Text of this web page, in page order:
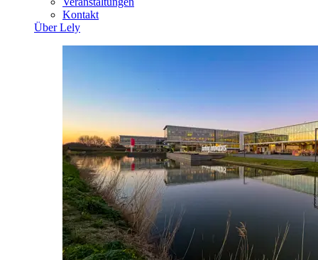
Kontakt
Über Lely